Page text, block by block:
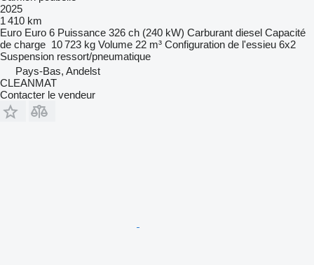
2025
1 410 km
Euro Euro 6 Puissance 326 ch (240 kW) Carburant diesel Capacité
de charge 10 723 kg Volume 22 m³ Configuration de l'essieu 6x2
Suspension ressort/pneumatique
Pays-Bas, Andelst
CLEANMAT
Contacter le vendeur